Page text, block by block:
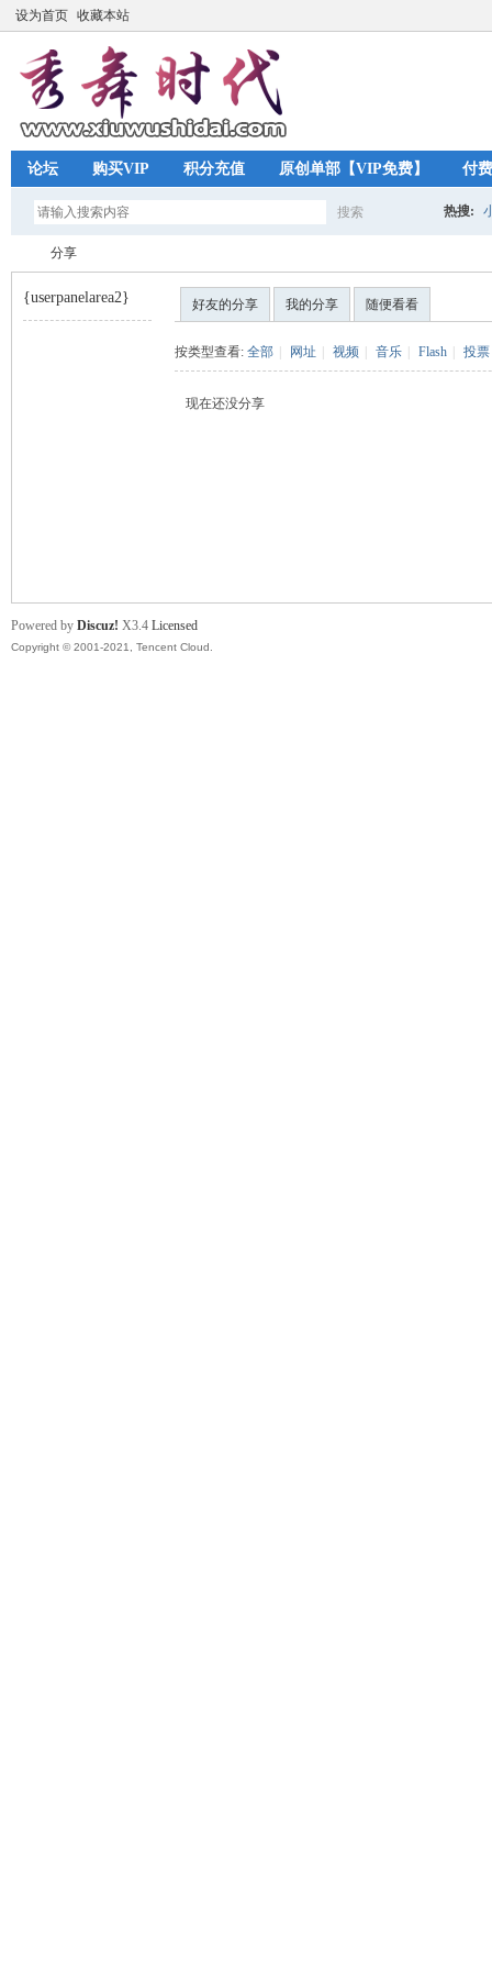
设为首页 收藏本站
论坛 购买VIP 积分充值 原创单部【VIP免费】 付
搜索 热搜:
分享
{userpanelarea2} 好友的分享 我的分享 随便看看
按类型查看: 全部 网址 视频 音乐 Flash 投票
现在还没分享
Powered by Discuz! X3.4 Licensed
Copyright © 2001-2021, Tencent Cloud.